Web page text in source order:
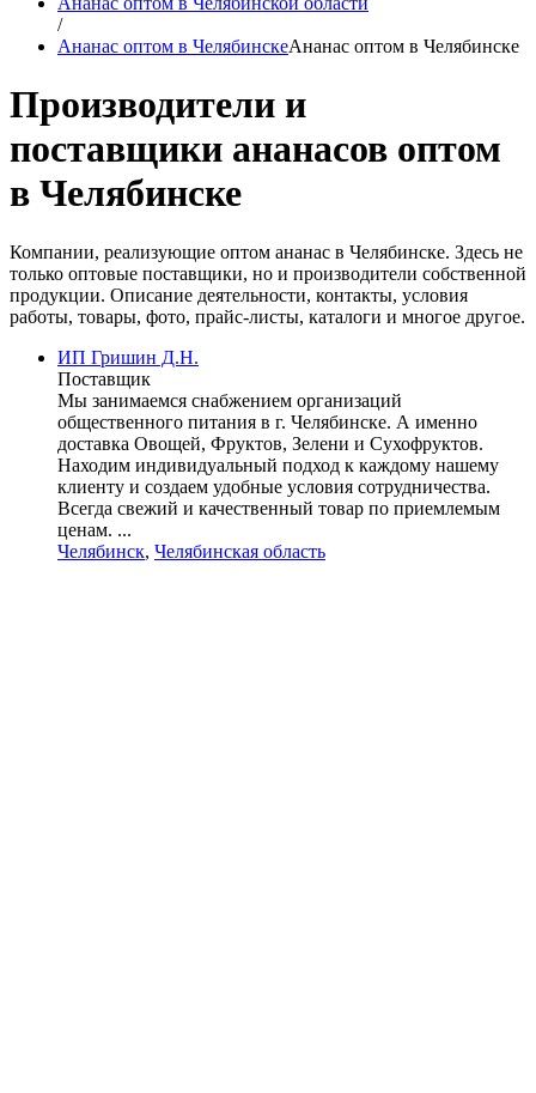
/
Ананас оптом в ЧелябинскеАнанас оптом в Челябинске
Производители и
поставщики ананасов оптом
в Челябинске
Компании, реализующие оптом ананас в Челябинске. Здесь не
только оптовые поставщики, но и производители собственной
продукции. Описание деятельности, контакты, условия
работы, товары, фото, прайс-листы, каталоги и многое другое.
ИП Гришин Д.Н.
Поставщик
Мы занимаемся снабжением организаций
общественного питания в г. Челябинске. А именно
доставка Овощей, Фруктов, Зелени и Сухофруктов.
Находим индивидуальный подход к каждому нашему
клиенту и создаем удобные условия сотрудничества.
Всегда свежий и качественный товар по приемлемым
ценам. ...
Челябинск, Челябинская область